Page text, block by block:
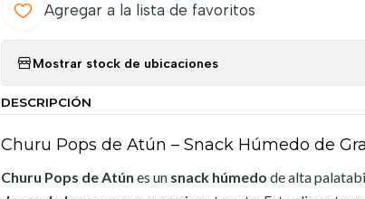
Agregar a la lista de favoritos
Mostrar stock de ubicaciones
DESCRIPCIÓN
Churu Pops de Atún – Snack Húmedo de
Churu Pops de Atún es un snack húmedo de alta